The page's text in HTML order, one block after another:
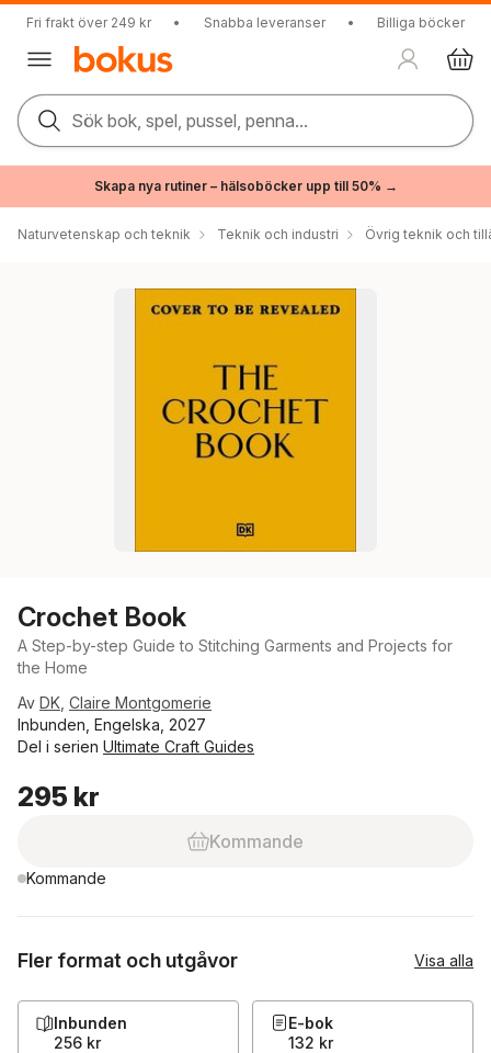
Fri frakt över 249 kr • Snabba leveranser • Billiga böcker
Sök bok, spel, pussel, penna...
Skapa nya rutiner – hälsoböcker upp till 50% →
Naturvetenskap och teknik Teknik och industri Övrig teknik och
Crochet Book
A Step-by-step Guide to Stitching Garments and Projects for
the Home
Av DK Claire Montgomerie
Inbunden, Engelska, 2027
Del i serien Ultimate Craft Guides
295 kr
Kommande
Kommande
Fler format och utgåvor Visa alla
Inbunden
256 kr
E-bok
132 kr